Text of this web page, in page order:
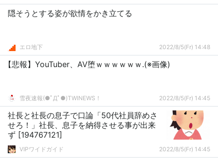
隠そうとする姿が欲情をかき立てる
エロ地下 2022/8/5(Fr) 14:48
【悲報】YouTuber、AV堕ｗｗｗｗｗｗ.(※画像)
雪夜速報(●ﾟДﾟ●)TWINEWS！ 2022/8/5(Fr) 14:45
社長と社長の息子で口論「50代社員辞めさ
せろ！」社長、息子を納得させる事が出来
ず [194767121]
VIPワイドガイド 2022/8/5(Fr) 14:45